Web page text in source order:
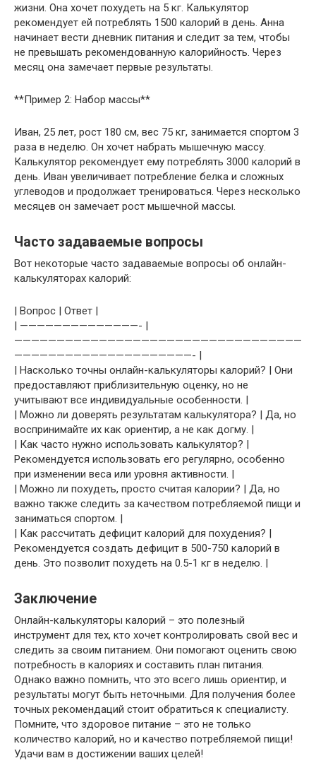
жизни. Она хочет похудеть на 5 кг. Калькулятор
рекомендует ей потреблять 1500 калорий в день. Анна
начинает вести дневник питания и следит за тем, чтобы
не превышать рекомендованную калорийность. Через
месяц она замечает первые результаты.
**Пример 2: Набор массы**
Иван, 25 лет, рост 180 см, вес 75 кг, занимается спортом 3
раза в неделю. Он хочет набрать мышечную массу.
Калькулятор рекомендует ему потреблять 3000 калорий в
день. Иван увеличивает потребление белка и сложных
углеводов и продолжает тренироваться. Через несколько
месяцев он замечает рост мышечной массы.
Часто задаваемые вопросы
Вот некоторые часто задаваемые вопросы об онлайн-
калькуляторах калорий:
| Вопрос | Ответ |
| ——————————————- |
——————————————————————————————————
—————————————————————- |
| Насколько точны онлайн-калькуляторы калорий? | Они
предоставляют приблизительную оценку, но не
учитывают все индивидуальные особенности. |
| Можно ли доверять результатам калькулятора? | Да, но
воспринимайте их как ориентир, а не как догму. |
| Как часто нужно использовать калькулятор? |
Рекомендуется использовать его регулярно, особенно
при изменении веса или уровня активности. |
| Можно ли похудеть, просто считая калории? | Да, но
важно также следить за качеством потребляемой пищи и
заниматься спортом. |
| Как рассчитать дефицит калорий для похудения? |
Рекомендуется создать дефицит в 500-750 калорий в
день. Это позволит похудеть на 0.5-1 кг в неделю. |
Заключение
Онлайн-калькуляторы калорий – это полезный
инструмент для тех, кто хочет контролировать свой вес и
следить за своим питанием. Они помогают оценить свою
потребность в калориях и составить план питания.
Однако важно помнить, что это всего лишь ориентир, и
результаты могут быть неточными. Для получения более
точных рекомендаций стоит обратиться к специалисту.
Помните, что здоровое питание – это не только
количество калорий, но и качество потребляемой пищи!
Удачи вам в достижении ваших целей!